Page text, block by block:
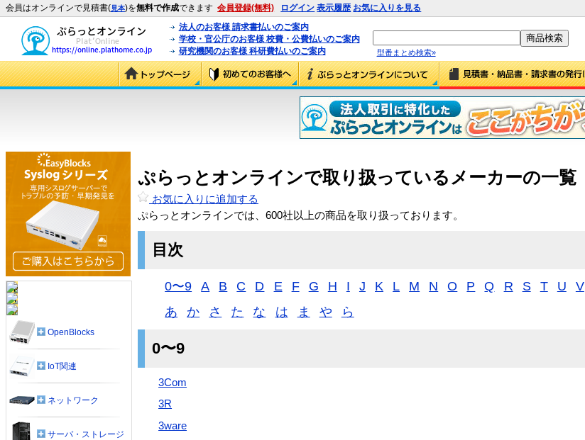
会員はオンラインで見積書(見本)を無料で作成できます 会員登録(無料) ログイン 表示履歴 お気に入りを見る
法人のお客様 請求書払いのご案内
学校・官公庁のお客様 校費・公費払いのご案内
研究機関のお客様 科研費払いのご案内
型番まとめ検索»
ぷらっとオンラインで取り扱っているメーカーの一覧
お気に入りに追加する
ぷらっとオンラインでは、600社以上の商品を取り扱っております。
目次
0〜9 A B C D E F G H I J K L M N O P Q R S T U V
あ
か さ た な は ま や ら
0〜9
3Com
3R
3ware
OpenBlocks
IoT関連
ネットワーク
サーバ・ストレージ